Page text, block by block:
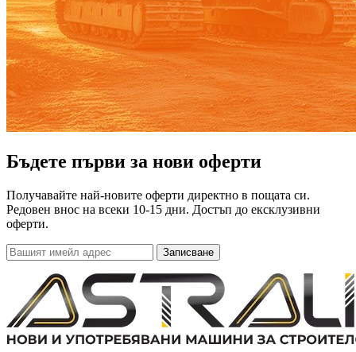
Бъдете първи за нови оферти
Получавайте най-новите оферти директно в пощата си.
Редовен внос на всеки 10-15 дни. Достъп до ексклузивни
оферти.
Записване